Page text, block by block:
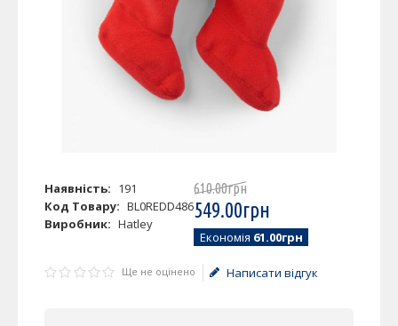
Наявність: 191
Код Товару: BL0REDD486
Виробник: Hatley
610.00грн
549.00грн
Економія 61.00грн
Ще не оцінено Написати відгук